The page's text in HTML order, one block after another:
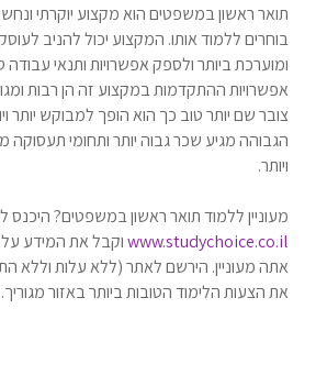
תואר ראשון במשפטים הוא מקצוע יוקרתי
בוחרים ללמוד אותו. המקצוע יכול להניב
ומוערכת ביותר ולספק אפשרויות ותנאי עבודה
אפשרויות ההתקדמות במקצוע זה הן רבות
צובר שם יותר טוב כך הוא הופך למבוקש יותר
הגבוהה מגיע שכר גבוה יותר ותחומי תעסוקה
ויותר.
מעוניין ללמוד תואר ראשון במשפטים? היכנס
www.studychoice.co.ilוקבל את המידע על
אתה מעוניין. הירשם לאתר (ללא עלות וללא
את הצעות הלימוד הטובות ביותר באזור מגוריך.